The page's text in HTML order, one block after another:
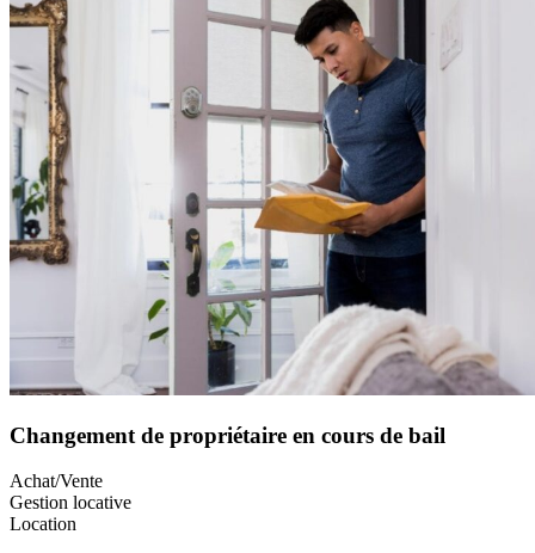
Changement de propriétaire en cours de bail
Achat/Vente
Gestion locative
Location